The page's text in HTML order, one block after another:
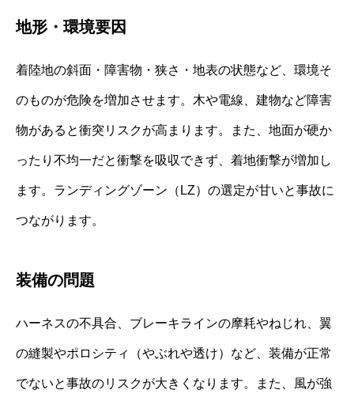
地形・環境要因
着陸地の斜面・障害物・狭さ・地表の状態など、環境そ
のものが危険を増加させます。木や電線、建物など障害
物があると衝突リスクが高まります。また、地面が硬か
ったり不均一だと衝撃を吸収できず、着地衝撃が増加し
ます。ランディングゾーン（LZ）の選定が甘いと事故に
つながります。
装備の問題
ハーネスの不具合、ブレーキラインの摩耗やねじれ、翼
の縫製やポロシティ（やぶれや透け）など、装備が正常
でないと事故のリスクが大きくなります。また、風が強